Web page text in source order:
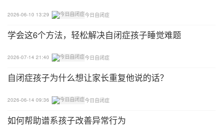
是泪流满面。
家庭。2000年，听力残疾、父母离异的万全县学生
袁巨飞因家庭困难退学。苏富梅跑到袁巨飞的家里苦
口婆心地劝说，不仅减免了袁巨飞的全部学费，还多
次自掏腰包补贴孩子的生活费用。袁巨飞又回到了校
园，并学会了按摩，有了一技之长，毕业后很快找到
了工作。现在，他有了自己的家庭，日子过得幸福美
2026-06-10 13:29 今日自闭症
学会这6个方法，轻松解决自闭症孩子睡觉难题
2026-07-14 21:40 今日自闭症
自闭症孩子为什么想让家长重复他说的话？
2026-06-14 09:36 今日自闭症
如何帮助谱系孩子改善异常行为